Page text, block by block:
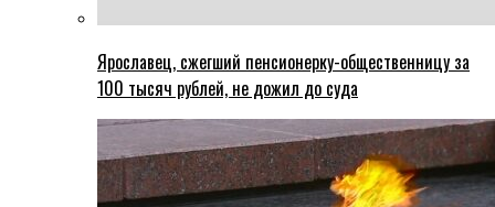
Ярославец, сжегший пенсионерку-общественницу за
100 тысяч рублей, не дожил до суда